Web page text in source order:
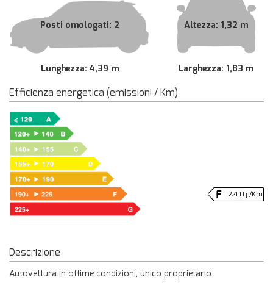
Posti omologati: 2
Lunghezza: 4,39 m
Altezza: 1,32 m
Larghezza: 1,83 m
Efficienza energetica (emissioni / Km)
221.0 g/Km
Descrizione
Autovettura in ottime condizioni, unico proprietario.